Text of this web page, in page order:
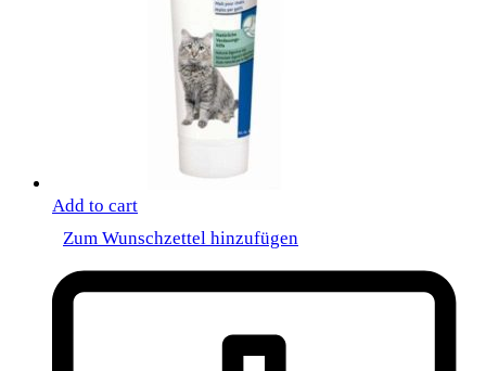
Add to cart
Zum Wunschzettel hinzufügen